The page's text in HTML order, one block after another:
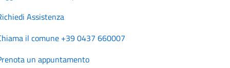
Assistenza
il comune +39 0437 660007
un appuntamento